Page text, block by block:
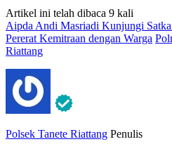
Artikel ini telah dibaca 9 kali
Aipda Andi Masriadi Kunjungi
Pererat Kemitraan dengan Warga
Riattang
Polsek Tanete Riattang Penulis